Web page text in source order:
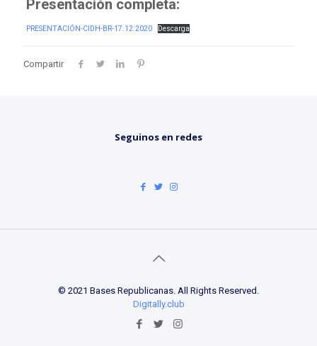
Presentación completa:
PRESENTACIÓN-CIDH-BR-17.12.2020 Descarga
Compartir
Seguinos en redes
© 2021 Bases Republicanas. All Rights Reserved.
Digitally.club